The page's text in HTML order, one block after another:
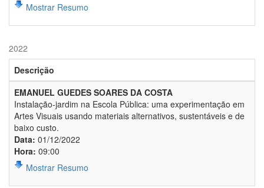
Mostrar Resumo
2022
Descrição
EMANUEL GUEDES SOARES DA COSTA
Instalação-jardim na Escola Pública: uma experimentação em
Artes Visuais usando materiais alternativos, sustentáveis e de
baixo custo.
Data: 01/12/2022
Hora: 09:00
Mostrar Resumo